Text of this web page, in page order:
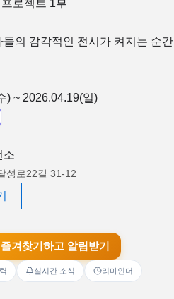
로젝트 1부
들의 감각적인 전시가 켜지는 순간
) ~ 2026.04.19(일)
소
성로22길 31-12
즐겨찾기하고 알림받기
실시간 소식 리마인더